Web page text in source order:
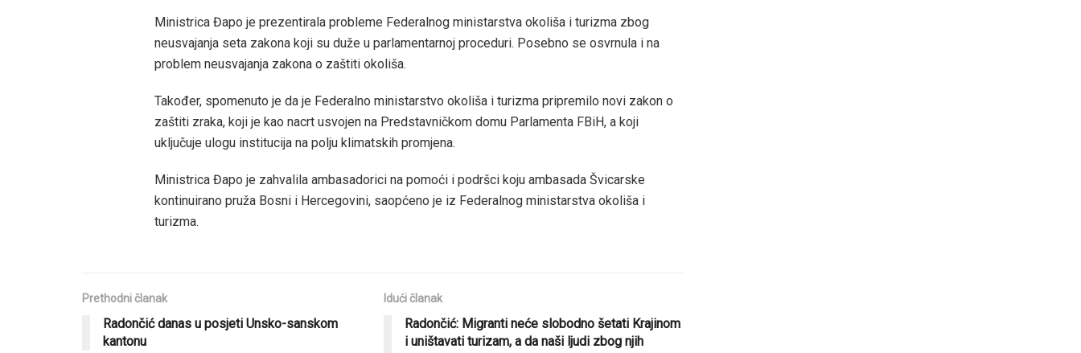
Ministrica Đapo je prezentirala probleme Federalnog ministarstva okoliša i turizma zbog
neusvajanja seta zakona koji su duže u parlamentarnoj proceduri. Posebno se osvrnula i na
problem neusvajanja zakona o zaštiti okoliša.
Također, spomenuto je da je Federalno ministarstvo okoliša i turizma pripremilo novi zakon o
zaštiti zraka, koji je kao nacrt usvojen na Predstavničkom domu Parlamenta FBiH, a koji
uključuje ulogu institucija na polju klimatskih promjena.
Ministrica Đapo je zahvalila ambasadorici na pomoći i podršci koju ambasada Švicarske
kontinuirano pruža Bosni i Hercegovini, saopćeno je iz Federalnog ministarstva okoliša i
turizma.
Prethodni članak
Radončić danas u posjeti Unsko-sanskom
kantonu
Idući članak
Radončić: Migranti neće slobodno šetati Krajinom
i uništavati turizam, a da naši ljudi zbog njih